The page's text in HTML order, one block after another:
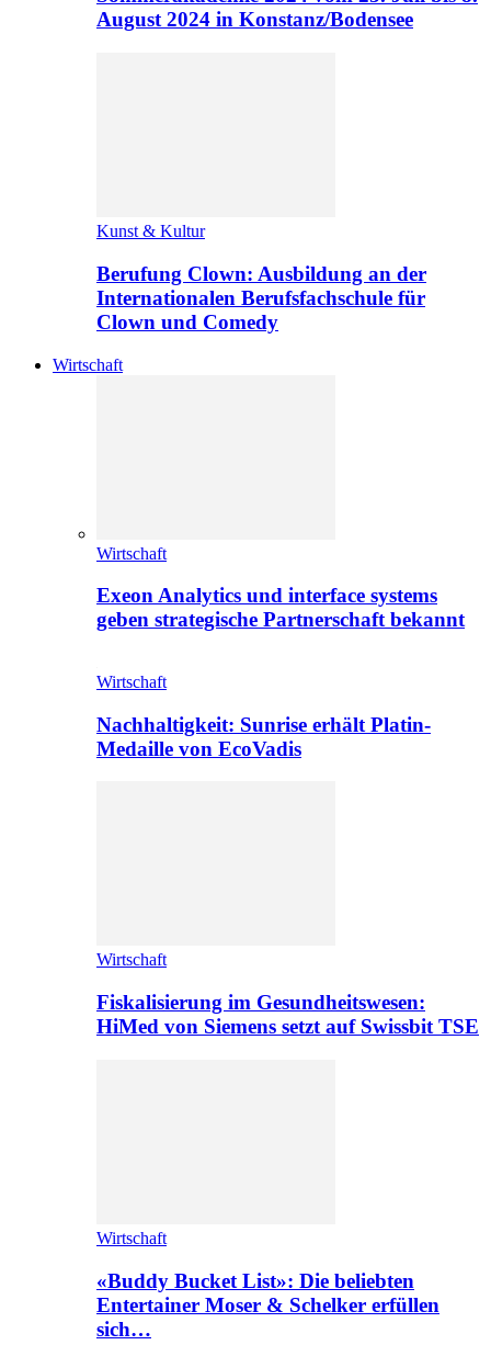
August 2024 in Konstanz/Bodensee
Kunst & Kultur
Berufung Clown: Ausbildung an der
Internationalen Berufsfachschule für
Clown und Comedy
Wirtschaft
Wirtschaft
Exeon Analytics und interface systems
geben strategische Partnerschaft bekannt
Wirtschaft
Nachhaltigkeit: Sunrise erhält Platin-
Medaille von EcoVadis
Wirtschaft
Fiskalisierung im Gesundheitswesen:
HiMed von Siemens setzt auf Swissbit TSE
Wirtschaft
«Buddy Bucket List»: Die beliebten
Entertainer Moser & Schelker erfüllen
sich…